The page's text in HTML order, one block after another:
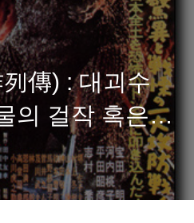
傳) : 대괴수
의 걸작 혹은